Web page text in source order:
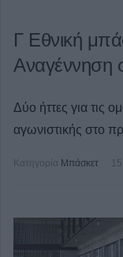
Γ Εθνική
Αναγέννηση
Δύο ήττες για τις
αγωνιστικής στο
Κατηγορία Μπάσκετ